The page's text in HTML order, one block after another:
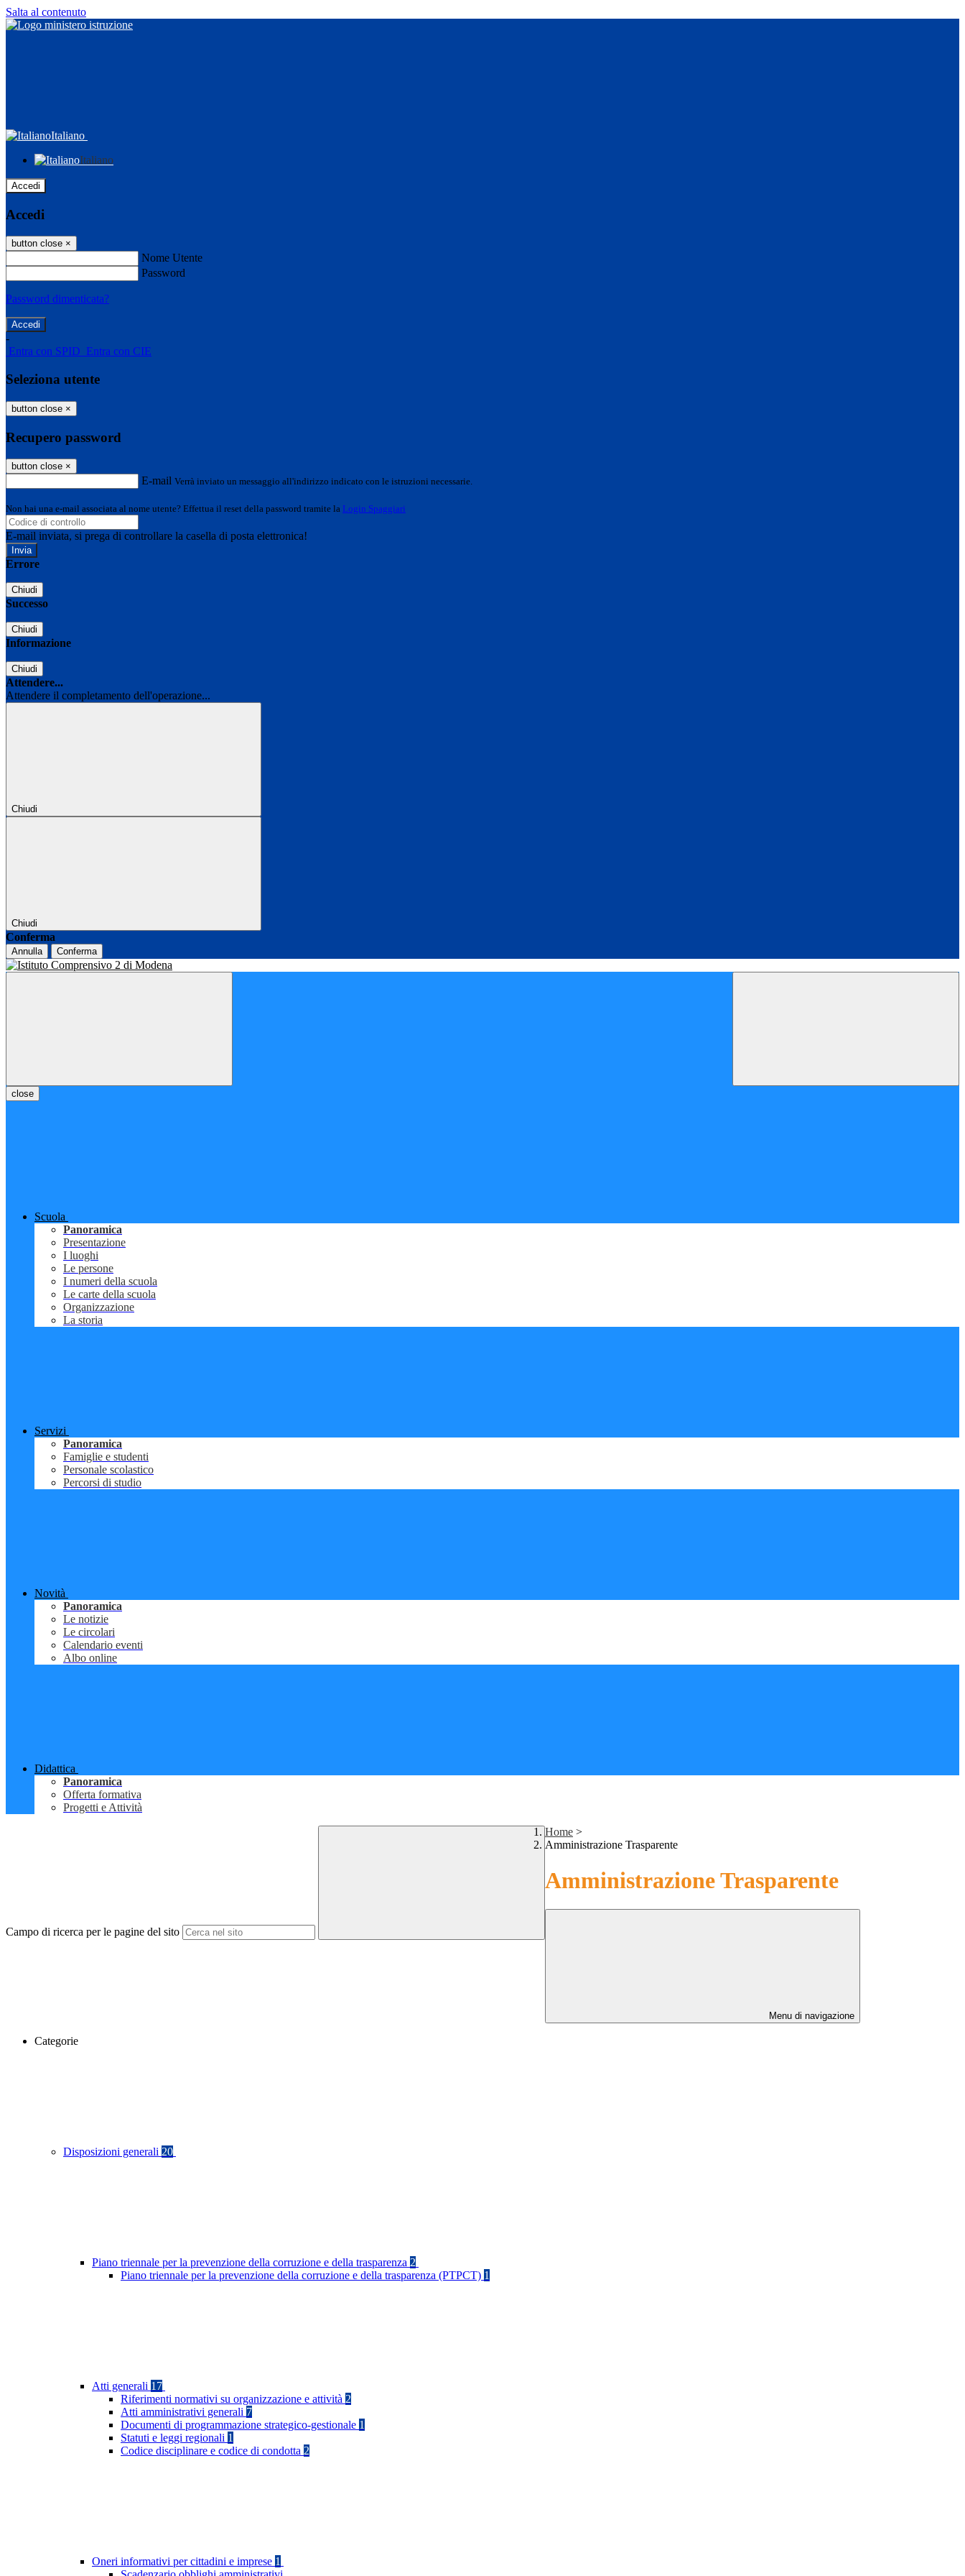
Salta al contenuto
Italiano
Italiano
Accedi
Accedi
button close ×
Nome Utente
Password
Password dimenticata?
-
Entra con SPID Entra con CIE
Seleziona utente
button close ×
Recupero password
button close ×
E-mail Verrà inviato un messaggio all'indirizzo indicato con le istruzioni necessarie.
Non hai una e-mail associata al nome utente? Effettua il reset della password tramite la Login Spaggiari
E-mail inviata, si prega di controllare la casella di posta elettronica!
Errore
Chiudi
Successo
Chiudi
Informazione
Chiudi
Attendere...
Attendere il completamento dell'operazione...
Chiudi
Chiudi
Conferma
Annulla Conferma
close
Scuola
Panoramica
Presentazione
I luoghi
Le persone
I numeri della scuola
Le carte della scuola
Organizzazione
La storia
Servizi
Panoramica
Famiglie e studenti
Personale scolastico
Percorsi di studio
Novità
Panoramica
Le notizie
Le circolari
Calendario eventi
Albo online
Didattica
Panoramica
Offerta formativa
Progetti e Attività
Campo di ricerca per le pagine del sito
Home >
Amministrazione Trasparente
Amministrazione Trasparente
Menu di navigazione
Categorie
Disposizioni generali 20
Piano triennale per la prevenzione della corruzione e della trasparenza 2
Piano triennale per la prevenzione della corruzione e della trasparenza (PTPCT) 1
Atti generali 17
Riferimenti normativi su organizzazione e attività 2
Atti amministrativi generali 7
Documenti di programmazione strategico-gestionale 1
Statuti e leggi regionali 1
Codice disciplinare e codice di condotta 2
Oneri informativi per cittadini e imprese 1